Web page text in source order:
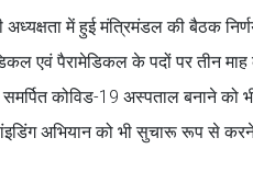
में हुई मंत्रिमंडल की बैठक
एवं पैरामेडिकल के पदों पर तीन
कोविड-19 अस्पताल बनाने को
अभियान को भी सुचारू रूप से